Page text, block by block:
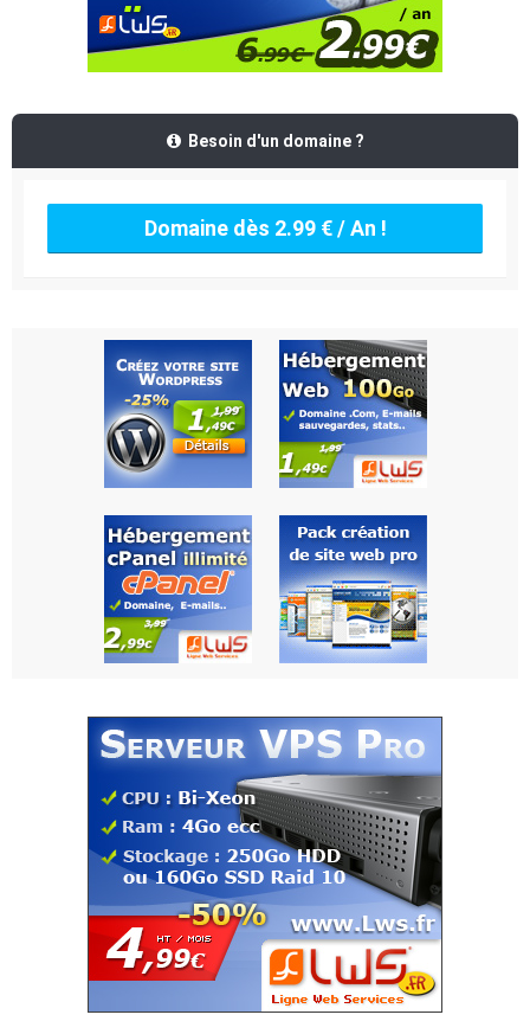
Besoin d'un domaine ?
Domaine dès 2.99 € / An !